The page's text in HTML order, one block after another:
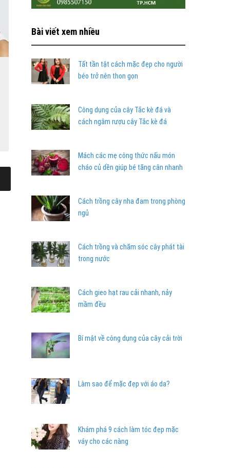
Bài viết xem nhiều
Tất tần tật cách mặc đẹp cho người
béo trở nên thon gọn
Công dụng của cây Tắc kè đá và
cách ngâm rượu cây Tắc kè đá
Mách các mẹ công thức nấu món
cháo củ dền giúp bé tăng cân nhanh
Cách trồng cây nha đam trong phòng
ngủ
Cách trồng và chăm sóc cây phát tài
trong nước
Cách gieo hạt rau cải nhanh, nảy
mầm đều
Bí mật về công dụng của cây cải trời
Làm sao để mặc đẹp với áo da?
Khám phá 9 cách làm tóc đẹp mặc
váy cho các nàng